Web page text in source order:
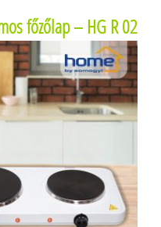
főzőlap – HG R 02